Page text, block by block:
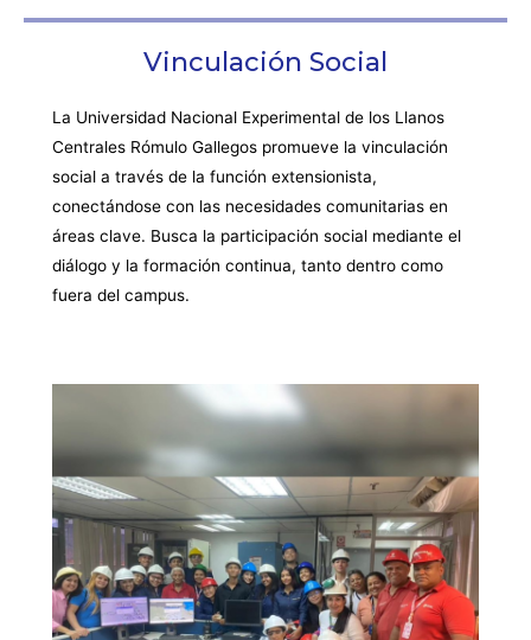
Vinculación Social
La Universidad Nacional Experimental de los Llanos
Centrales Rómulo Gallegos promueve la vinculación
social a través de la función extensionista,
conectándose con las necesidades comunitarias en
áreas clave. Busca la participación social mediante el
diálogo y la formación continua, tanto dentro como
fuera del campus.